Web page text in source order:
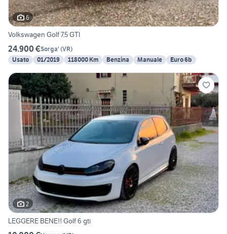
6
Volkswagen Golf 7.5 GTI
24.900 €Sorga' (VR)
Usato
01/2019 118000 Km Benzina Manuale Euro 6b
2
LEGGERE BENE!! Golf 6 gti